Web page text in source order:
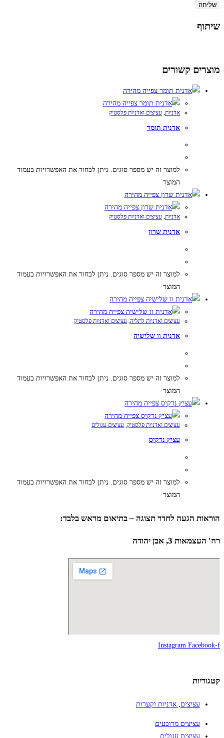
שליחה
שיתוף
מוצרים קשורים
צפייה מהירה
צפייה מהירה
אדניות, עציצים ואדניות פלסטיק
אדנית תומר
למוצר זה יש מספר סוגים. ניתן לבחור את האפשרויות בעמוד
המוצר
צפייה מהירה
צפייה מהירה
אדניות, עציצים ואדניות פלסטיק
אדנית שרון
למוצר זה יש מספר סוגים. ניתן לבחור את האפשרויות בעמוד
המוצר
צפייה מהירה
צפייה מהירה
עציצים ואדניות לתליה עציצים ואדניות פלסטיק
אדנית וו שלישיה
למוצר זה יש מספר סוגים. ניתן לבחור את האפשרויות בעמוד
המוצר
צפייה מהירה
צפייה מהירה
עציצים ואדניות פלסטיק, עציצים עגולים
עציץ נרקיס
למוצר זה יש מספר סוגים. ניתן לבחור את האפשרויות בעמוד
המוצר
הוראות הגעה לחדר תצוגה – בתיאום מראש בלבד:
רח' העצמאות 3, אבן יהודה
Instagram Facebook-f
קטגוריות
עציצים, אדניות וקערות
עציצים מרובעים
עציצים עגולים